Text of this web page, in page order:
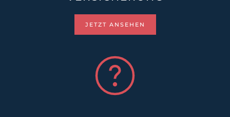
JETZT ANSEHEN